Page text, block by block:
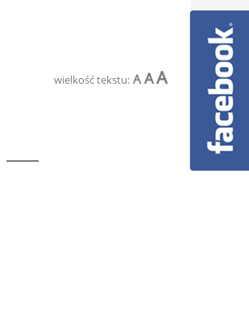
wielkość tekstu: A AA